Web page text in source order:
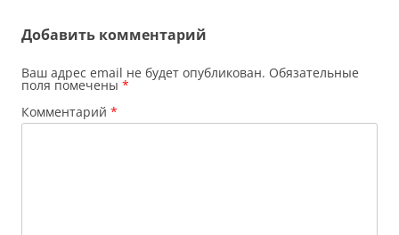
Добавить комментарий
Ваш адрес email не будет опубликован. Обязательные
поля помечены *
Комментарий *